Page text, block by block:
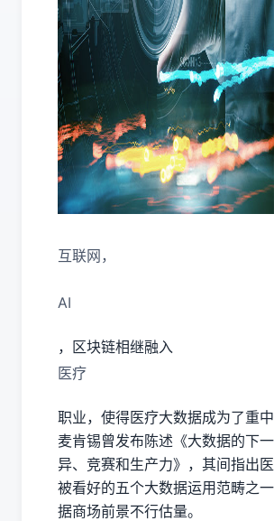
互联网，
AI
，区块链相继融入
医疗
职业，使得医疗大数据成为了重
麦肯锡曾发布陈述《大数据的下
异、竞赛和生产力》，其间指出医
被看好的五个大数据运用范畴之
据商场前景不行估量。